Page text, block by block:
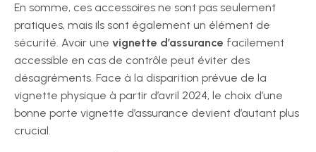
En somme, ces accessoires ne sont pas seulement
pratiques, mais ils sont également un élément de
sécurité. Avoir une vignette d’assurance facilement
accessible en cas de contrôle peut éviter des
désagréments. Face à la disparition prévue de la
vignette physique à partir d’avril 2024, le choix d’une
bonne porte vignette d’assurance devient d’autant plus
crucial.